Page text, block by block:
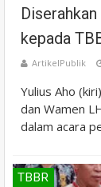
kepada
ArtikelPublik
Yulius Aho
dan Wamen
dalam acara
TBBR